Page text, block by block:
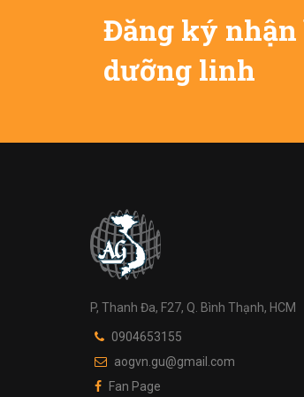
Đăng ký nhận
dưỡng linh
P, Thanh Đa, F27, Q. Bình Thạnh, HCM
0904653155
aogvn.gu@gmail.com
Fan Page